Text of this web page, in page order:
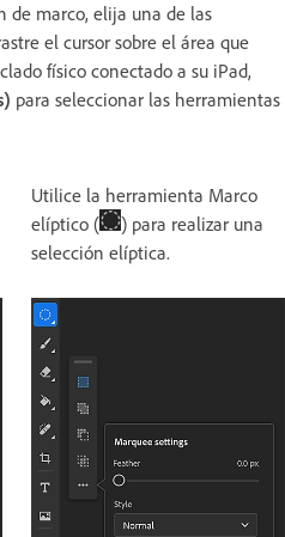
de marco, elija una de las
el cursor sobre el área que
físico conectado a su iPad,
para seleccionar las herramientas
Utilice la herramienta Marco
elíptico (
) para realizar una
selección elíptica.